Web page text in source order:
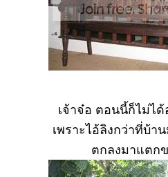
เจ้าจ๋อ ตอนนี้ก็ไม่ไ
เพราะไอ้ลิงกว่าที่บ้า
ตกลงมาแตก